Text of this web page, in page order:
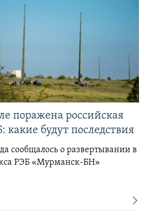
поражена российская
какие будут последствия
сообщалось о развертывании в
РЭБ «Мурманск-БН»